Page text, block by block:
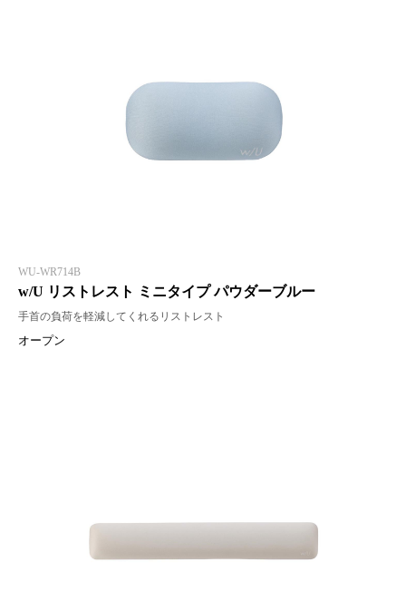
WU-WR714B
w/U リストレスト ミニタイプ パウダーブルー
手首の負荷を軽減してくれるリストレスト
オープン